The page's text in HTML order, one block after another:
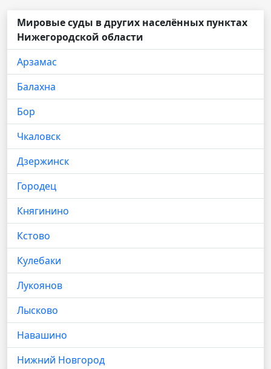
Мировые суды в других населённых пунктах
Нижегородской области
Арзамас
Балахна
Бор
Чкаловск
Дзержинск
Городец
Княгинино
Кстово
Кулебаки
Лукоянов
Лысково
Навашино
Нижний Новгород